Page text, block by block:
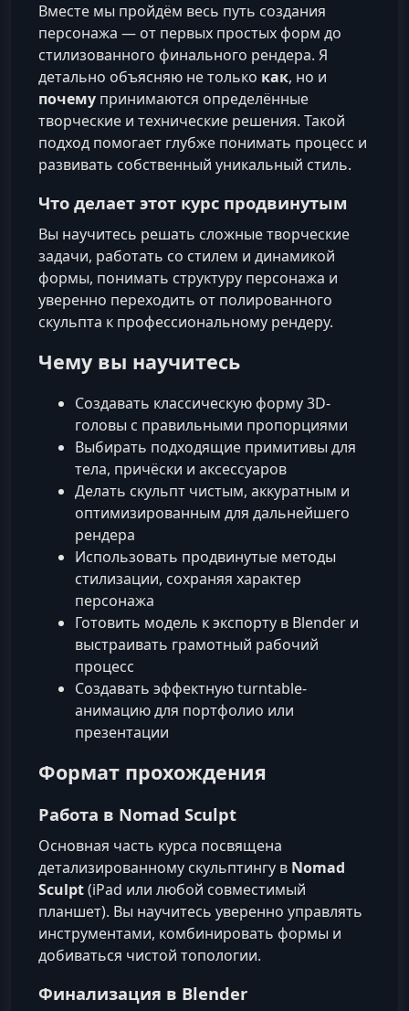
Вместе мы пройдём весь путь создания
персонажа — от первых простых форм до
стилизованного финального рендера. Я
детально объясняю не только как, но и
почему принимаются определённые
творческие и технические решения. Такой
подход помогает глубже понимать процесс и
развивать собственный уникальный стиль.
Что делает этот курс продвинутым
Вы научитесь решать сложные творческие
задачи, работать со стилем и динамикой
формы, понимать структуру персонажа и
уверенно переходить от полированного
скульпта к профессиональному рендеру.
Чему вы научитесь
Создавать классическую форму 3D-
головы с правильными пропорциями
Выбирать подходящие примитивы для
тела, причёски и аксессуаров
Делать скульпт чистым, аккуратным и
оптимизированным для дальнейшего
рендера
Использовать продвинутые методы
стилизации, сохраняя характер
персонажа
Готовить модель к экспорту в Blender и
выстраивать грамотный рабочий
процесс
Создавать эффектную turntable-
анимацию для портфолио или
презентации
Формат прохождения
Работа в Nomad Sculpt
Основная часть курса посвящена
детализированному скульптингу в Nomad
Sculpt(iPad или любой совместимый
планшет). Вы научитесь уверенно управлять
инструментами, комбинировать формы и
добиваться чистой топологии.
Финализация в Blender